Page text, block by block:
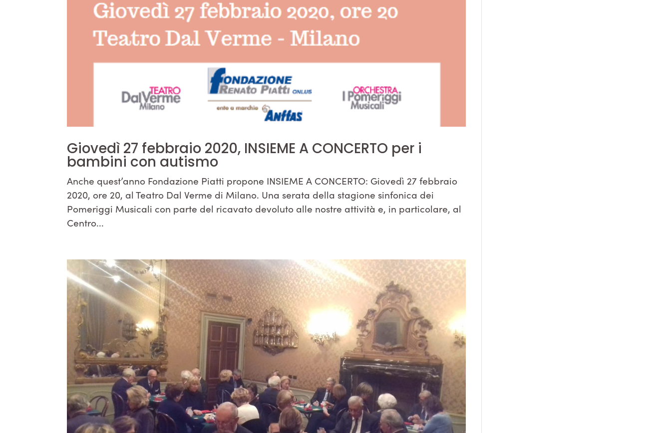
Giovedì 27 febbraio 2020, INSIEME A CONCERTO per i
bambini con autismo
Anche quest’anno Fondazione Piatti propone INSIEME A CONCERTO: Giovedì 27 febbraio
2020, ore 20, al Teatro Dal Verme di Milano. Una serata della stagione sinfonica dei
Pomeriggi Musicali con parte del ricavato devoluto alle nostre attività e, in particolare, al
Centro...